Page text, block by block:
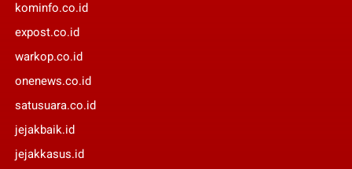
kominfo.co.id
expost.co.id
warkop.co.id
onenews.co.id
satusuara.co.id
jejakbaik.id
jejakkasus.id